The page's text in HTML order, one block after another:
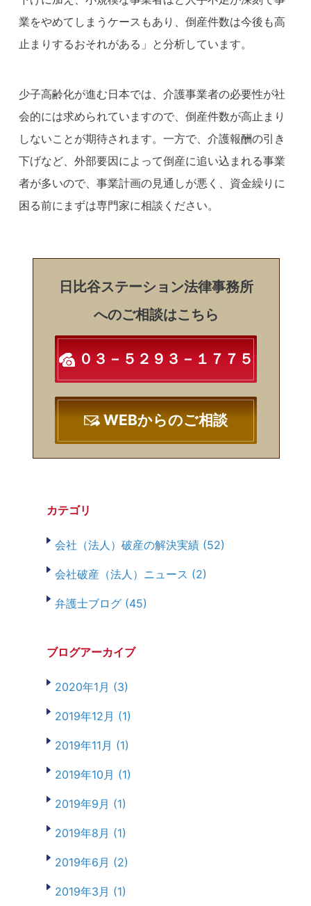
業をやめてしまうケースもあり、倒産件数は今後も高
止まりするおそれがある」と分析しています。
少子高齢化が進む日本では、介護事業者の必要性が社
会的には求められていますので、倒産件数が高止まり
しないことが期待されます。一方で、介護報酬の引き
下げなど、外部要因によって倒産に追い込まれる事業
者が多いので、事業計画の見通しが悪く、資金繰りに
困る前にまずは専門家に相談ください。
日比谷ステーション法律事務所
へのご相談はこちら
０３－５２９３－１７７５
WEBからのご相談
カテゴリ
会社（法人）破産の解決実績 (52)
会社破産（法人）ニュース (2)
弁護士ブログ (45)
ブログアーカイブ
2020年1月 (3)
2019年12月 (1)
2019年11月 (1)
2019年10月 (1)
2019年9月 (1)
2019年8月 (1)
2019年6月 (2)
2019年3月 (1)